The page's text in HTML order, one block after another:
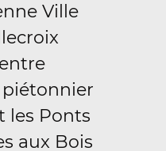
Ville
piétonnier
les Ponts
aux Bois